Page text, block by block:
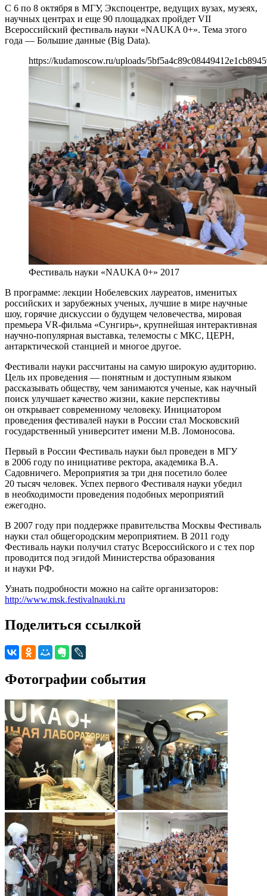
С 6 по 8 октября в МГУ, Экспоцентре, ведущих вузах, музеях,
научных центрах и еще 90 площадках пройдет VII
Всероссийский фестиваль науки «NAUKA 0+». Тема этого
года — Большие данные (Big Data).
https://kudamoscow.ru/uploads/
Фестиваль науки «NAUKA 0+» 2017
В программе: лекции Нобелевских лауреатов, именитых
российских и зарубежных ученых, лучшие в мире научные
шоу, горячие дискуссии о будущем человечества, мировая
премьера VR-фильма «Сунгирь», крупнейшая интерактивная
научно-популярная выставка, телемосты с МКС, ЦЕРН,
антарктической станцией и многое другое.
Фестивали науки рассчитаны на самую широкую аудиторию.
Цель их проведения — понятным и доступным языком
рассказывать обществу, чем занимаются ученые, как научный
поиск улучшает качество жизни, какие перспективы
он открывает современному человеку. Инициатором
проведения фестивалей науки в России стал Московский
государственный университет имени М.В. Ломоносова.
Первый в России Фестиваль науки был проведен в МГУ
в 2006 году по инициативе ректора, академика В.А.
Садовничего. Мероприятия за три дня посетило более
20 тысяч человек. Успех первого Фестиваля науки убедил
в необходимости проведения подобных мероприятий
ежегодно.
В 2007 году при поддержке правительства Москвы Фестиваль
науки стал общегородским мероприятием. В 2011 году
Фестиваль науки получил статус Всероссийского и с тех пор
проводится под эгидой Министерства образования
и науки РФ.
Узнать подробности можно на сайте организаторов:
http://www.msk.festivalnauki.ru
Поделиться ссылкой
Фотографии события